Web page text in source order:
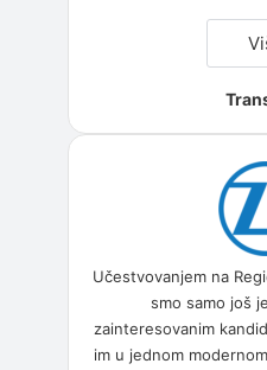
Učestvovanjem na
smo samo još
zainteresovanim
im u jednom